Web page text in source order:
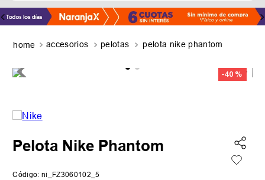
TÉRMINOS MÁS BUSCADOS
3.
5. zapatillas adidas
accesorios pelotas pelota nike phantom
-40 %
Pelota Nike Phantom
Código: ni_FZ3060102_5